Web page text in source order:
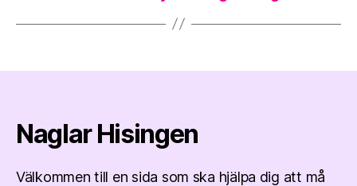
Naglar Hisingen
Välkommen till en sida som ska hjälpa dig att må